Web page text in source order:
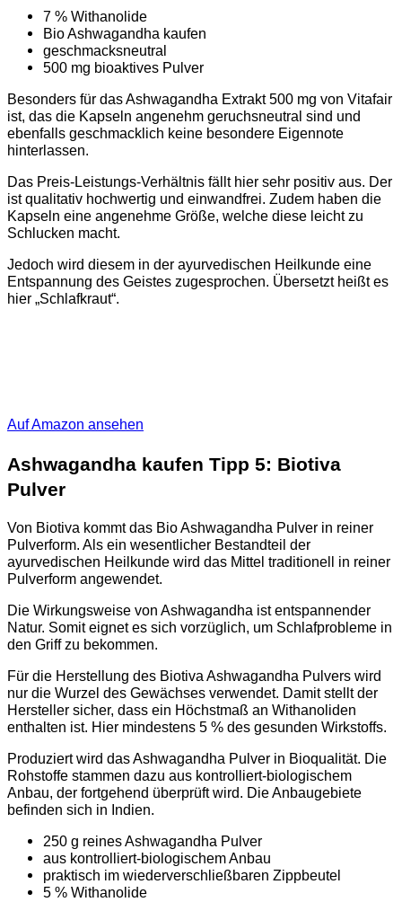
7 % Withanolide
Bio Ashwagandha kaufen
geschmacksneutral
500 mg bioaktives Pulver
Besonders für das Ashwagandha Extrakt 500 mg von Vitafair
ist, das die Kapseln angenehm geruchsneutral sind und
ebenfalls geschmacklich keine besondere Eigennote
hinterlassen.
Das Preis-Leistungs-Verhältnis fällt hier sehr positiv aus. Der
ist qualitativ hochwertig und einwandfrei. Zudem haben die
Kapseln eine angenehme Größe, welche diese leicht zu
Schlucken macht.
Jedoch wird diesem in der ayurvedischen Heilkunde eine
Entspannung des Geistes zugesprochen. Übersetzt heißt es
hier „Schlafkraut“.
Auf Amazon ansehen
Ashwagandha kaufen Tipp 5: Biotiva
Pulver
Von Biotiva kommt das Bio Ashwagandha Pulver in reiner
Pulverform. Als ein wesentlicher Bestandteil der
ayurvedischen Heilkunde wird das Mittel traditionell in reiner
Pulverform angewendet.
Die Wirkungsweise von Ashwagandha ist entspannender
Natur. Somit eignet es sich vorzüglich, um Schlafprobleme in
den Griff zu bekommen.
Für die Herstellung des Biotiva Ashwagandha Pulvers wird
nur die Wurzel des Gewächses verwendet. Damit stellt der
Hersteller sicher, dass ein Höchstmaß an Withanoliden
enthalten ist. Hier mindestens 5 % des gesunden Wirkstoffs.
Produziert wird das Ashwagandha Pulver in Bioqualität. Die
Rohstoffe stammen dazu aus kontrolliert-biologischem
Anbau, der fortgehend überprüft wird. Die Anbaugebiete
befinden sich in Indien.
250 g reines Ashwagandha Pulver
aus kontrolliert-biologischem Anbau
praktisch im wiederverschließbaren Zippbeutel
5 % Withanolide